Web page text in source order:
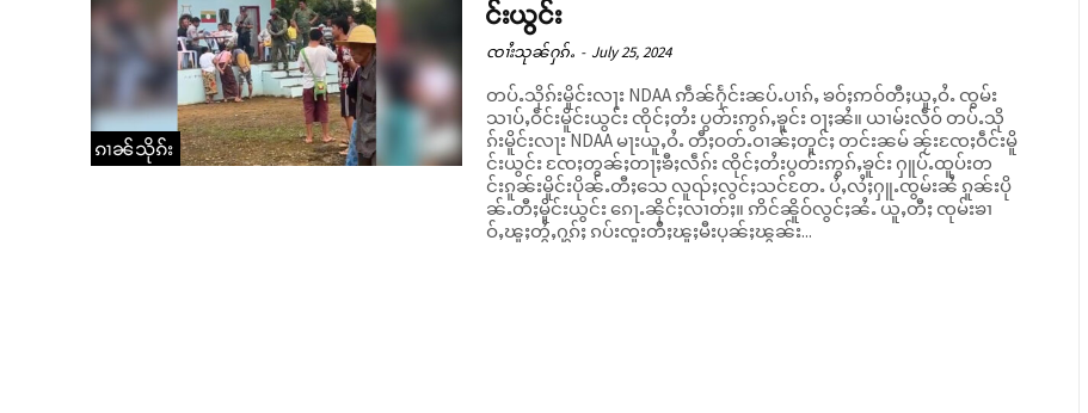
ၵၢၼ်သိုၵ်း
င်းယွင်း
ၸၢႆးသုၼ်ႁၵ်ႉ - July 25, 2024
တပ်ႉသိုၵ်းမိူင်းလႃး NDAA ဢဵၼ်ႁႅင်းၼပ်ႉပၢၵ်ႇ ၶဝ်ႈဢဝ်တီႈယူႇဝႆႉ ၸွမ်း
သၢပ်ႇဝဵင်းမိူင်းယွင်း ၸိုင်ႈတႆး ပွတ်းဢွၵ်ႇၶူင်း ဝႃႈၼႆ။ ယၢမ်းလဵဝ် တပ်ႉသို
ၵ်းမိူင်းလႃး NDAA မႃးယူႇဝႆႉ တီႈဝတ်ႉဝၢၼ်ႈတူင်ႈ တင်းၼမ် ၼႂ်းၸႄႈဝဵင်းမိူ
င်းယွင်း ၸႄႈတွၼ်ႈတႃႈၶီႈလဵၵ်း ၸိုင်ႈတႆးပွတ်းဢွၵ်ႇၶူင်း ႁူပ်ႉထူပ်းတ
င်းၵူၼ်းမိူင်းပိုၼ်ႉတီႈသေ လူၺ်ႈလွင်ႈသင်တႄႉ ပႆႇလႆႈႁူႉၸွမ်းၼႆ ၵူၼ်းပို
ၼ်ႉတီႈမိူင်းယွင်း ၵေႃႉၼိုင်ႈလၢတ်ႈ။ ဢိင်ၼိူဝ်လွင်ႈၼႆႉ ယူႇတီႈ ၸုမ်းၶၢ
ဝ်ႇၽူႈတွႆႇႁွၵ်ႈ ၵပ်းၸူးတီႈၽူႈမီးပုၼ်ႈၽွၼ်း...